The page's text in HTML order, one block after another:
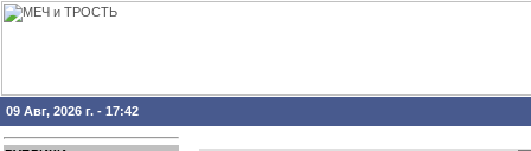
09 Авг, 2026 г. - 17:42